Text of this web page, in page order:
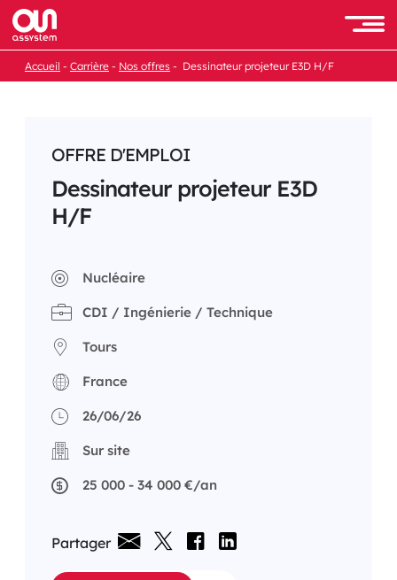
Passer
au
contenu
Accueil Carrière Nos offres Dessinateur projeteur E3D H/F
OFFRE D'EMPLOI
Dessinateur projeteur E3D
H/F
Nucléaire
CDI / Ingénierie / Technique
Tours
France
26/06/26
Sur site
25 000 - 34 000 €/an
Partager